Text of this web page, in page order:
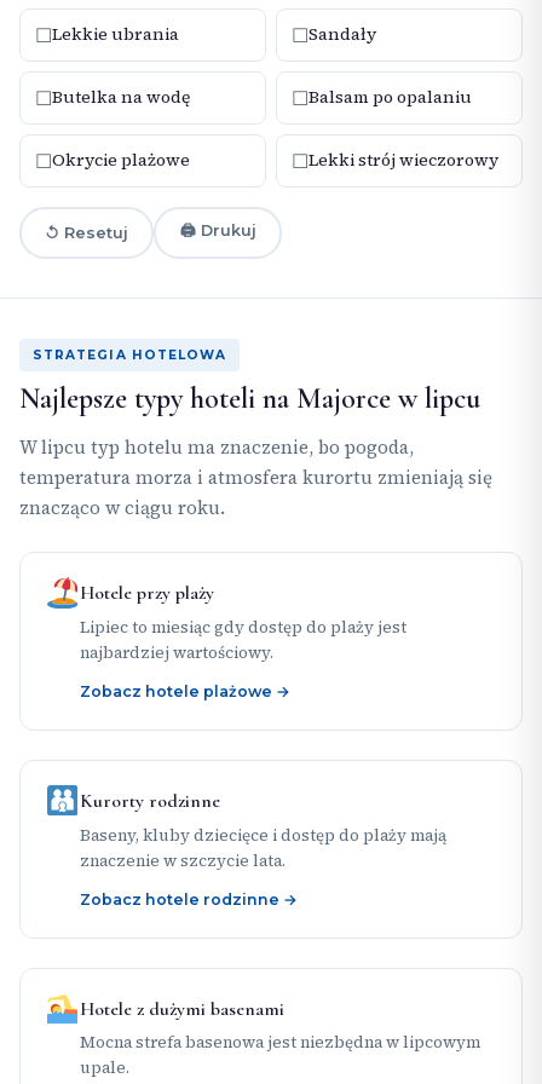
☐Lekkie ubrania ☐Sandały
☐Butelka na wodę ☐Balsam po opalaniu
☐Okrycie plażowe ☐Lekki strój wieczorowy
↺ Resetuj 🖨 Drukuj
STRATEGIA HOTELOWA
Najlepsze typy hoteli na Majorce w lipcu
W lipcu typ hotelu ma znaczenie, bo pogoda,
temperatura morza i atmosfera kurortu zmieniają się
znacząco w ciągu roku.
Hotele przy plaży
Lipiec to miesiąc gdy dostęp do plaży jest
najbardziej wartościowy.
Zobacz hotele plażowe →
Kurorty rodzinne
Baseny, kluby dziecięce i dostęp do plaży mają
znaczenie w szczycie lata.
Zobacz hotele rodzinne →
Hotele z dużymi basenami
Mocna strefa basenowa jest niezbędna w lipcowym
upale.